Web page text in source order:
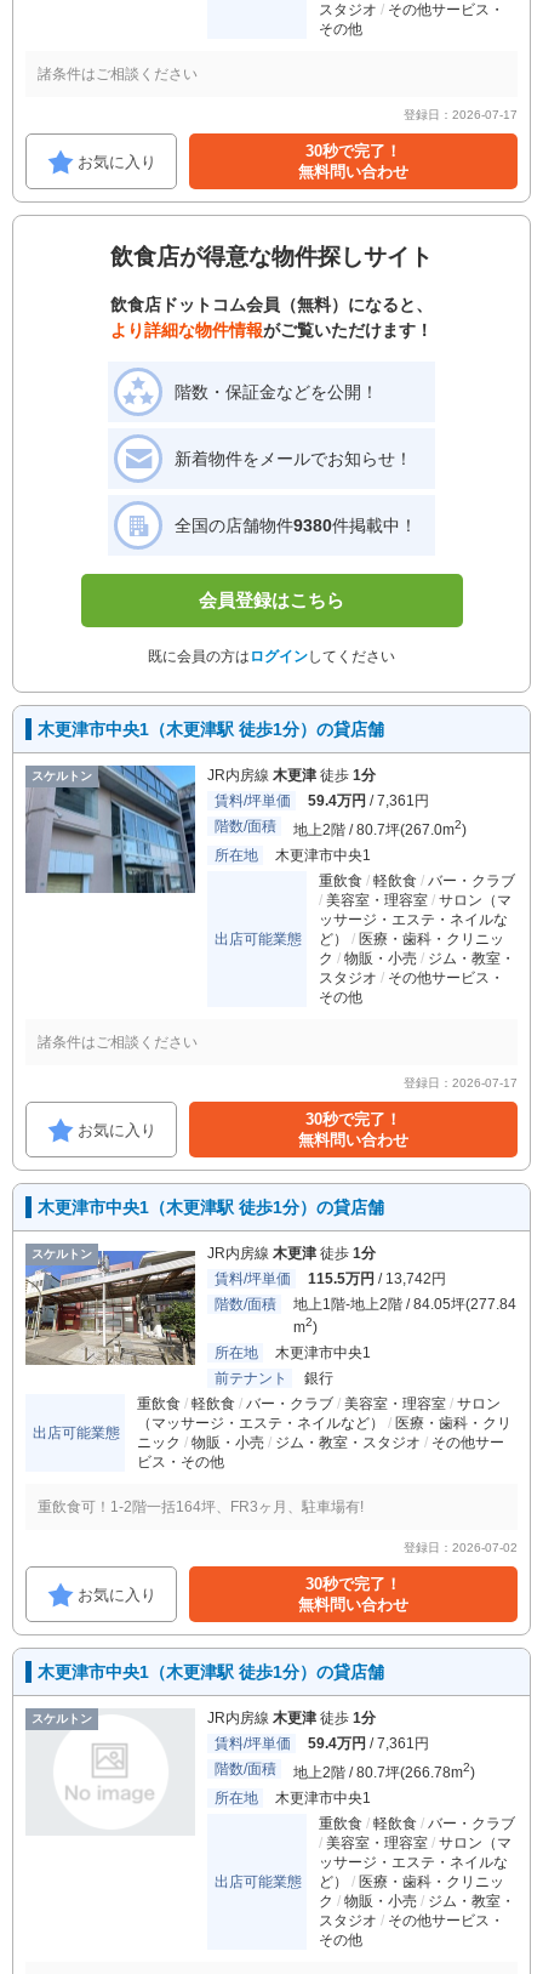
スタジオ
その他サービス・
その他
諸条件はご相談ください
登録日：2026-07-17
お気に入り
30秒で完了！
無料問い合わせ
飲食店が得意な物件探しサイト
飲食店ドットコム会員（無料）になると、
より詳細な物件情報がご覧いただけます！
階数・保証金などを公開！
新着物件をメールでお知らせ！
全国の店舗物件9380件掲載中！
会員登録はこちら
既に会員の方は ログインしてください
木更津市中央1（木更津駅 徒歩1分）の貸店舗
スケルトン JR内房線 木更津 徒歩 1分
賃料/坪単価
59.4万円 / 7,361円
階数/面積
地上2階 / 80.7坪(267.0m2)
所在地
木更津市中央1
出店可能業態
重飲食 軽飲食
バー・クラブ
美容室・理容室
サロン（マ
ッサージ・エステ・ネイルな
ど）
医療・歯科・クリニッ
ク
物販・小売
ジム・教室・
スタジオ
その他サービス・
その他
諸条件はご相談ください
登録日：2026-07-17
お気に入り
30秒で完了！
無料問い合わせ
木更津市中央1（木更津駅 徒歩1分）の貸店舗
スケルトン JR内房線 木更津 徒歩 1分
賃料/坪単価
115.5万円 / 13,742円
階数/面積
地上1階-地上2階 / 84.05坪(277.84
m2)
所在地
木更津市中央1
前テナント
銀行
出店可能業態
重飲食 軽飲食 バー・クラブ 美容室・理容室
サロン
（マッサージ・エステ・ネイルなど）
医療・歯科・クリ
ニック
物販・小売 ジム・教室・スタジオ
その他サー
ビス・その他
重飲食可！1-2階一括164坪、FR3ヶ月、駐車場有!
登録日：2026-07-02
お気に入り
30秒で完了！
無料問い合わせ
木更津市中央1（木更津駅 徒歩1分）の貸店舗
スケルトン JR内房線 木更津 徒歩 1分
賃料/坪単価
59.4万円 / 7,361円
階数/面積
地上2階 / 80.7坪(266.78m2)
所在地
木更津市中央1
出店可能業態
重飲食 軽飲食
バー・クラブ
美容室・理容室
サロン（マ
ッサージ・エステ・ネイルな
ど）
医療・歯科・クリニッ
ク
物販・小売
ジム・教室・
スタジオ
その他サービス・
その他